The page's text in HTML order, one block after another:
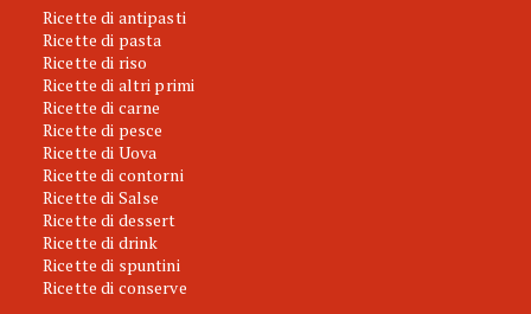
Ricette di antipasti
Ricette di pasta
Ricette di riso
Ricette di altri primi
Ricette di carne
Ricette di pesce
Ricette di Uova
Ricette di contorni
Ricette di Salse
Ricette di dessert
Ricette di drink
Ricette di spuntini
Ricette di conserve